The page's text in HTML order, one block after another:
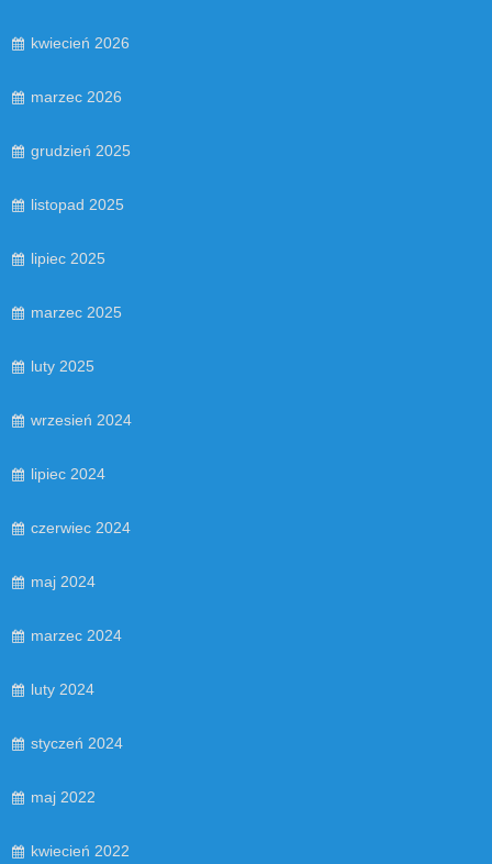
kwiecień 2026
marzec 2026
grudzień 2025
listopad 2025
lipiec 2025
marzec 2025
luty 2025
wrzesień 2024
lipiec 2024
czerwiec 2024
maj 2024
marzec 2024
luty 2024
styczeń 2024
maj 2022
kwiecień 2022